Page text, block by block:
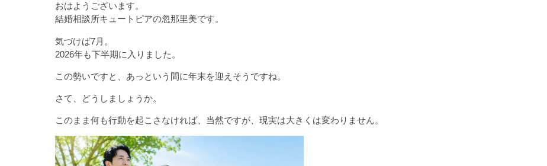
おはようございます。
結婚相談所キュートピアの忽那里美です。
気づけば7月。
2026年も下半期に入りました。
この勢いですと、あっという間に年末を迎えそうですね。
さて、どうしましょうか。
このまま何も行動を起こさなければ、当然ですが、現実は大きくは変わりません。